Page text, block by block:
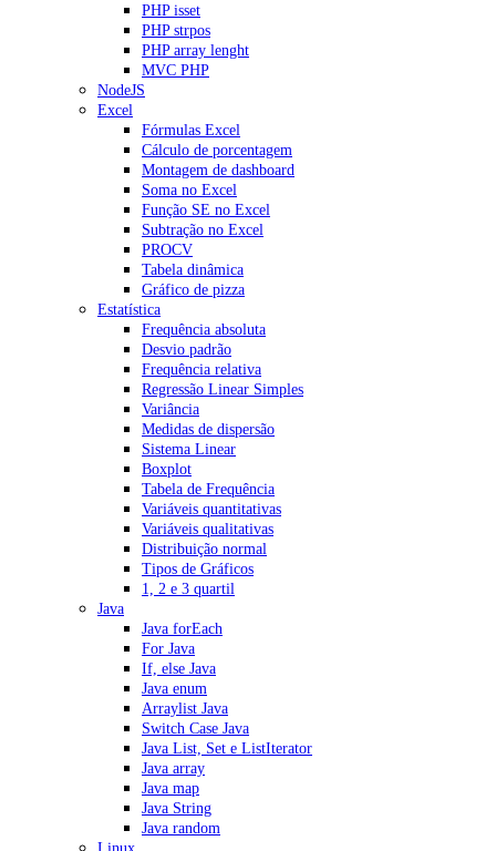
PHP isset
PHP strpos
PHP array lenght
MVC PHP
NodeJS
Excel
Fórmulas Excel
Cálculo de porcentagem
Montagem de dashboard
Soma no Excel
Função SE no Excel
Subtração no Excel
PROCV
Tabela dinâmica
Gráfico de pizza
Estatística
Frequência absoluta
Desvio padrão
Frequência relativa
Regressão Linear Simples
Variância
Medidas de dispersão
Sistema Linear
Boxplot
Tabela de Frequência
Variáveis quantitativas
Variáveis qualitativas
Distribuição normal
Tipos de Gráficos
1, 2 e 3 quartil
Java
Java forEach
For Java
If, else Java
Java enum
Arraylist Java
Switch Case Java
Java List, Set e ListIterator
Java array
Java map
Java String
Java random